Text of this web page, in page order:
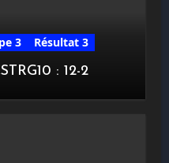
3
Résultat 3
: 12-2